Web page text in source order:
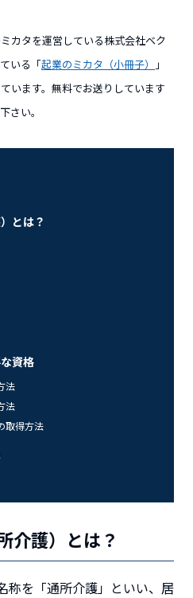
カタを運営している株式会社ベク
いる「起業のミカタ（小冊子）
」
います。無料でお送りしています
さい。
とは？
資格
法
法
取得方法
介護）とは？
称を「通所介護」といい、居